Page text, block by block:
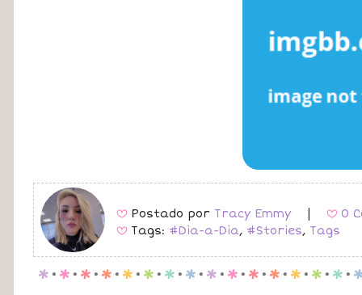
B Postado por Tracy Emmy B 0
B Tags: #Dia-a-Dia, #Stories, Tags
p . p . p . p . p . p . p . p . p . p . p . p . p . p . p .